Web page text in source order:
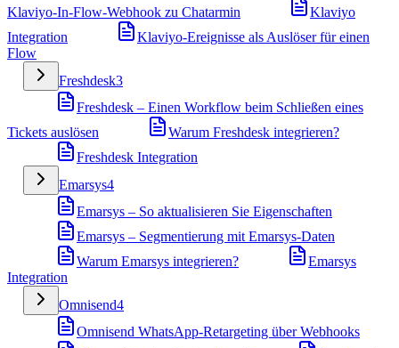
Klaviyo-In-Flow-Webhook zu Chatarmin
Klaviyo
Integration
Klaviyo-Ereignisse als Auslöser für einen
Flow
Freshdesk3
Freshdesk – Einen Workflow beim Schließen eines
Tickets auslösen
Warum Freshdesk integrieren?
Freshdesk Integration
Emarsys4
Emarsys – So aktualisieren Sie Eigenschaften
Emarsys – Segmentierung mit Emarsys-Daten
Warum Emarsys integrieren?
Emarsys
Integration
Omnisend4
Omnisend WhatsApp-Retargeting über Webhooks